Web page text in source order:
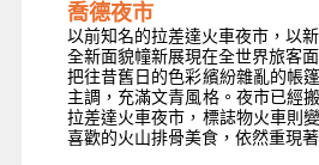
喬德夜市
以前知名的拉差達火車夜市，以新
全新面貌幢新展現在全世界旅客
把往昔舊日的色彩繽紛雜亂的帳
主調，充滿文青風格。夜市已經
拉差達火車夜市，標誌物火車則
喜歡的火山排骨美食，依然重現著